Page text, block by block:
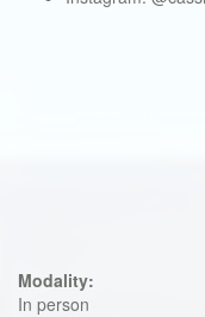
Modality:
In person